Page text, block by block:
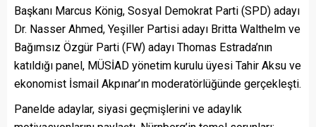
Başkanı Marcus König, Sosyal Demokrat Parti (SPD) adayı
Dr. Nasser Ahmed, Yeşiller Partisi adayı Britta Walthelm ve
Bağımsız Özgür Parti (FW) adayı Thomas Estrada’nın
katıldığı panel, MÜSİAD yönetim kurulu üyesi Tahir Aksu ve
ekonomist İsmail Akpınar’ın moderatörlüğünde gerçekleşti.
Panelde adaylar, siyasi geçmişlerini ve adaylık